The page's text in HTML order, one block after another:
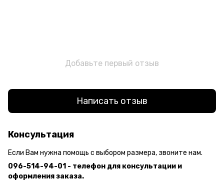
Добавьте первый отзыв
Написать отзыв
Консультация
Если Вам нужна помощь с выбором размера, звоните нам.
096-514-94-01 - телефон для консультации и
оформления заказа.